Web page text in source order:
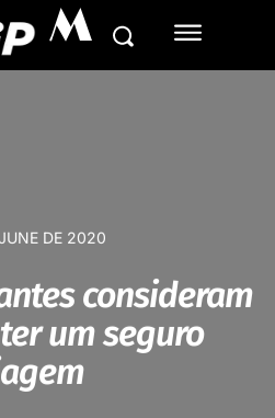
M
DE 2020
consideram
um seguro